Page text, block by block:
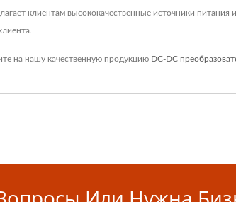
клиентам высококачественные источники
на нашу качественную продукцию DC-DC